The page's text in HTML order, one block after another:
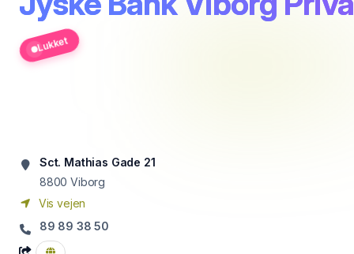
Lukket
Sct. Mathias Gade 21
8800 Viborg
Vis vejen
89 89 38 50